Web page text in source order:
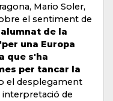
Mario Soler,
el sentiment de
alumnat de la
una Europa
que s'ha
per tancar la
el desplegament
interpretació de